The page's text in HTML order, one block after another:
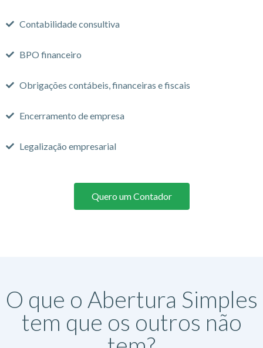
Contabilidade consultiva
BPO financeiro
Obrigações contábeis, financeiras e fiscais
Encerramento de empresa
Legalização empresarial
Quero um Contador
O que o Abertura Simples
tem que os outros não